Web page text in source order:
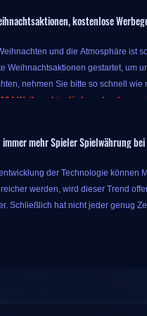
kostenlose
und die Atmosphäre ist
Weihnachtsaktionen gestartet, um
nehmen Sie bitte so schnell
Weihnachtsglücksradverlosung
Sie mit nur dem ursprünglichen
mehr Spieler Spielwährung bei
der Technologie können
werden, wird dieser Trend
Schließlich hat nicht jeder genug